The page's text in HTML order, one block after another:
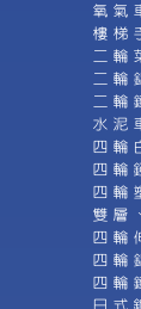
氧氣
樓梯
二輪
二輪
二輪
水泥
四輪
四輪
四輪
雙層
四輪
四輪
四輪